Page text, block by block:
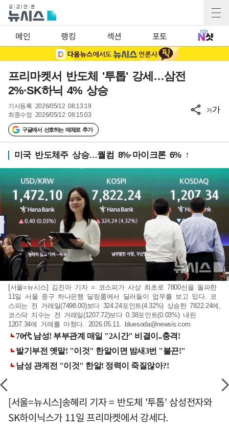
메인 랭킹 섹션 포토
프리마켓서 반도체 '투톱' 강세…삼전
2%·SK하닉 4% 상승
기사등록 2026/05/12 08:13:19
최종수정 2026/05/12 08:15:03
구글에서 선호하는 매체로 추가
가가
미국 반도체주 상승…퀄컴 8%·마이크론 6% ↑
[서울=뉴시스] 김진아 기자 = 코스피가 사상 최초로 7800선을 돌파한
11일 서울 중구 하나은행 딜링룸에서 딜러들이 업무를 보고 있다. 코
스피는 전 거래일(7498.00)보다 324.24포인트(4.32%) 상승한 7822.24에,
코스닥 지수는 전 거래일(1207.72)보다 0.38포인트(0.03%) 내린
1207.34에 거래를 마쳤다. 2026.05.11. bluesoda@newsis.com
[서울=뉴시스]송혜리 기자 = 반도체 '투톱' 삼성전자와
SK하이닉스가 11일 프리마켓에서 강세다.